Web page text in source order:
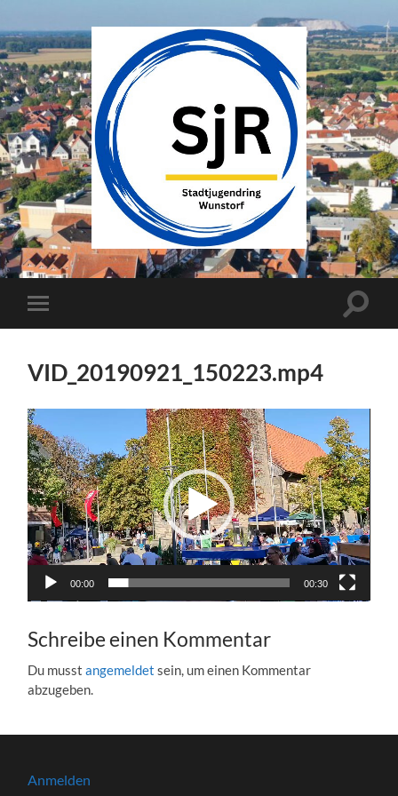
SJR
Wunstorf
Mobile-
Menü
VID_20190921_150223.mp4
Video-
Player
00:00 00:30
Schreibe einen Kommentar
Du musstangemeldet sein, um einen Kommentar
abzugeben.
Anmelden